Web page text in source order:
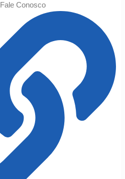
Fale Conosco